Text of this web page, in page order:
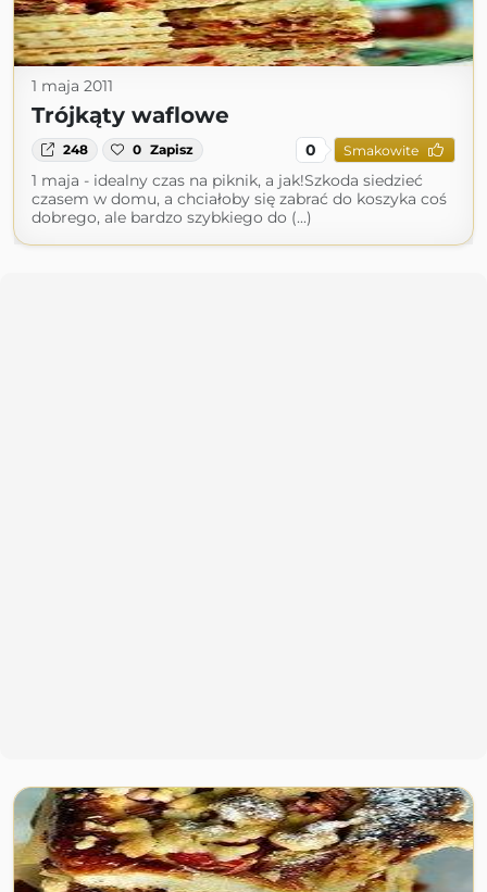
1 maja 2011
Trójkąty waflowe
248 0 Zapisz 0 Smakowite
1 maja - idealny czas na piknik, a jak!Szkoda siedzieć
czasem w domu, a chciałoby się zabrać do koszyka coś
dobrego, ale bardzo szybkiego do (...)